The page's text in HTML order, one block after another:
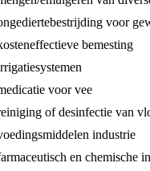
voor
bemesting
voor vee
of desinfectie van
industrie
en chemische